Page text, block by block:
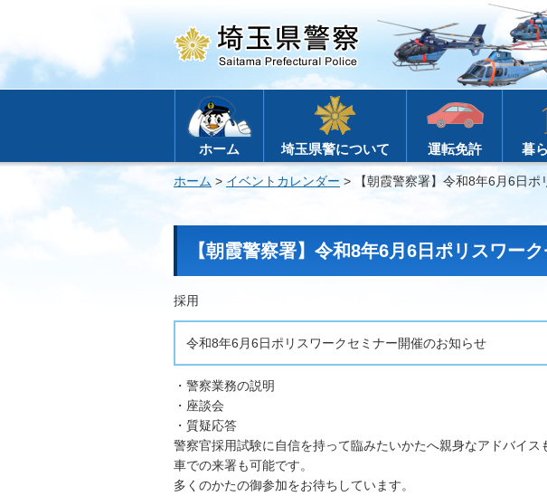
ホーム 埼玉県警について 運転免許 暮
ホーム > イベントカレンダー > 【朝霞警察署】令和8年6月6日
【朝霞警察署】令和8年6月6日ポリスワー
採用
令和8年6月6日ポリスワークセミナー開催のお知らせ
・警察業務の説明
・座談会
・質疑応答
警察官採用試験に自信を持って臨みたいかたへ親身なアドバイス
車での来署も可能です。
多くのかたの御参加をお待ちしています。